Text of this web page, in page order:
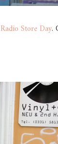
Radio Store Day.